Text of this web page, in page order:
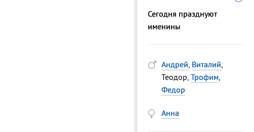
Сегодня празднуют
именины
Андрей, Виталий,
Теодор, Трофим,
Федор
Анна